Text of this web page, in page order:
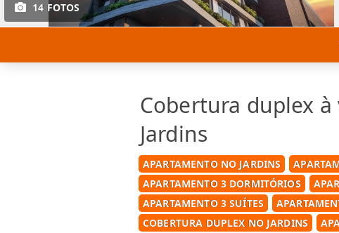
14 FOTOS
Cobertura duplex à
Jardins
APARTAMENTO NO JARDINS
APARTAMENTO 3 DORMITÓRIOS
APARTAMENTO 3 SUÍTES
COBERTURA DUPLEX NO JARDINS